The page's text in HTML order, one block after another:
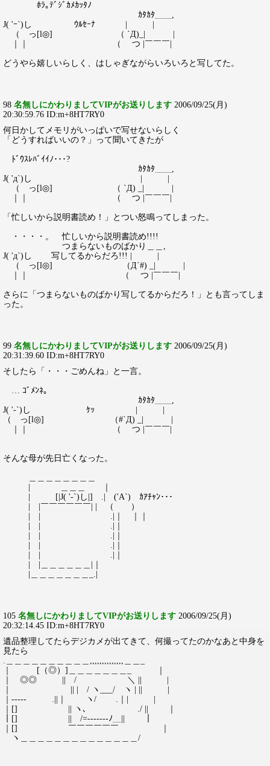
ﾎﾗ｡ﾃﾞｼﾞｶﾒｶｯﾀﾉ
ｶﾀｶﾀ＿＿,
J( 'ｰ`)し ｳﾙｾｰﾅ | |
（ っ[l◎] （ `Д)_| |
｜｜ （ つ |￣￣￣|
どうやら嬉しいらしく、はしゃぎながらいろいろと写してた。
98 名無しにかわりましてVIPがお送りします 2006/09/25(月)
20:30:59.76 ID:m+8HT7RY0
何日かしてメモリがいっぱいで写せないらしく
「どうすればいいの？」って聞いてきたが
ﾄﾞｳｽﾚﾊﾞｲｲﾉ･･･?
ｶﾀｶﾀ＿＿,
J( 'д`)し | |
（ っ[l◎] （ `Д) _| |
｜｜ （ つ |￣￣￣|
「忙しいから説明書読め！」とつい怒鳴ってしまった。
・・・・。 忙しいから説明書読め!!!!
つまらないものばかり＿＿,
J( 'д`)し 写してるからだろ!!! | |
（ っ[l◎] （Д´#) _| |
｜｜ （ つ |￣￣￣|
さらに「つまらないものばかり写してるからだろ！」とも言ってしま
った。
99 名無しにかわりましてVIPがお送りします 2006/09/25(月)
20:31:39.60 ID:m+8HT7RY0
そしたら「・・・ごめんね」と一言。
… ｺﾞﾒﾝﾈ。
ｶﾀｶﾀ＿＿,
J( '-`)し ｹｯ | |
（ っ[l◎] （#`Д) _| |
｜｜ （ つ |￣￣￣|
そんな母が先日亡くなった。
| [|J( '-`)し|] .| ('A`) ｶｱﾁｬﾝ･･･
| |￣￣￣￣￣￣| | （ ）
| | .|｜ ｜｜
| | .|｜
| | .|｜
| | .|｜
| | .|｜
|＿＿＿＿＿＿＿_.|
105 名無しにかわりましてVIPがお送りします 2006/09/25(月)
20:32:14.45 ID:m+8HT7RY0
遺品整理してたらデジカメが出てきて、何撮ってたのかなあと中身を
見たら
.＿＿＿＿＿＿＿＿＿＿,,,,,,,,,,,,,,＿＿_
｜ [（◎）]＿＿＿＿＿＿＿_ ｜
｜ ◎◎ || / ＼ || |
｜ || | / ヽ___/ ヽ | || |
｜----- .||｜ ヽ/ .｜| |
｜[] || ヽ､ ./ || ｜
｜[] || /=-------ﾉ＿|| ｜
｜[] ￣￣￣￣￣￣ ｜
ヽ＿＿＿＿＿＿＿＿＿＿＿＿＿＿/